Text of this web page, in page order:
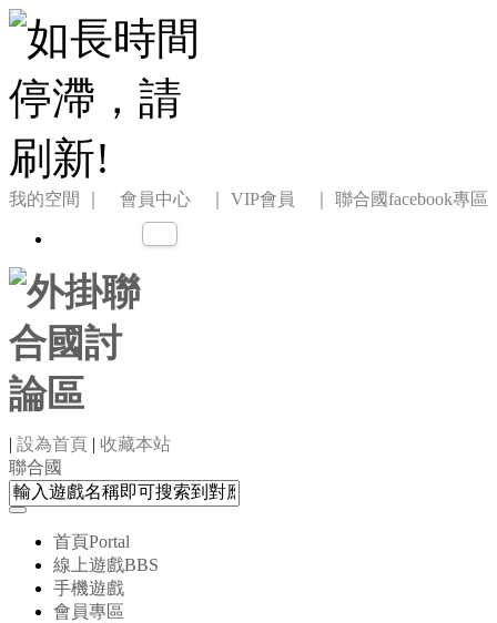
我的空間 ｜ 會員中心 ｜ VIP會員 ｜ 聯合國facebook專區
| 設為首頁 | 收藏本站
聯合國
首頁Portal
線上遊戲BBS
手機遊戲
會員專區